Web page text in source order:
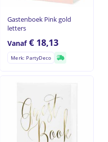
Gastenboek Pink gold
letters
Vanaf€ 18,13
Merk: PartyDeco